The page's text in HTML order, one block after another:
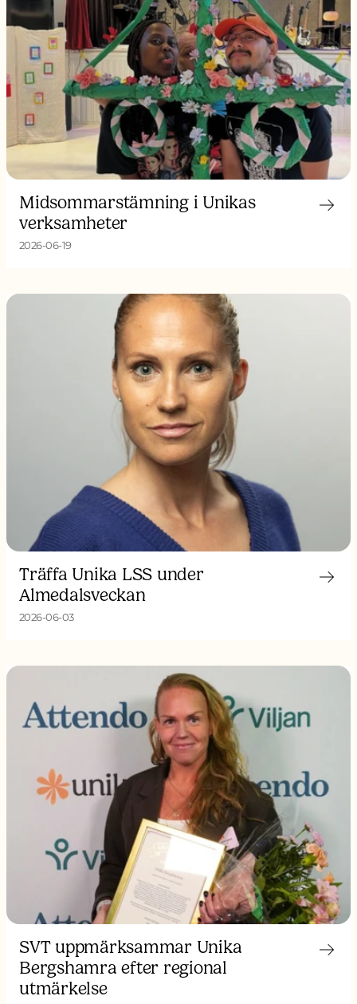
Midsommarstämning i Unikas
verksamheter
2026-06-19
Träffa Unika LSS under
Almedalsveckan
2026-06-03
SVT uppmärksammar Unika
Bergshamra efter regional
utmärkelse